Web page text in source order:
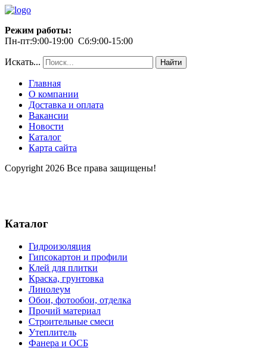
Режим работы:
Пн-пт:9:00-19:00 Сб:9:00-15:00
Искать... Найти
Главная
О компании
Доставка и оплата
Вакансии
Новости
Каталог
Карта сайта
Copyright 2026 Все права защищены!
Каталог
Гидроизоляция
Гипсокартон и профили
Клей для плитки
Краска, грунтовка
Линолеум
Обои, фотообои, отделка
Прочий материал
Строительные смеси
Утеплитель
Фанера и ОСБ